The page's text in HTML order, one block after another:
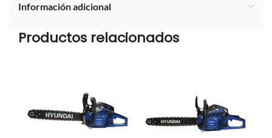
Información adicional
Productos relacionados